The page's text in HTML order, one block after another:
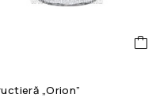
„Orion”